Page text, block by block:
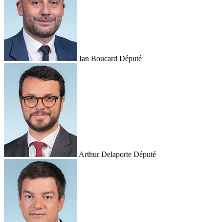
Ian Boucard Député
Arthur Delaporte Député